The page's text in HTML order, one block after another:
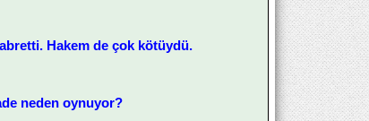
Hakem de çok kötüydü.
neden oynuyor?